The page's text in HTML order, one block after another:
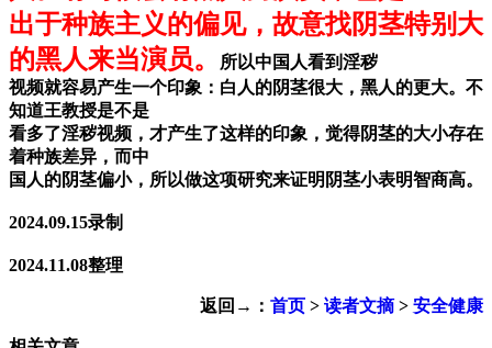
出于种族主义的偏见，故意找阴茎特别大
的黑人来当演员。
所以中国人看到淫秽
视频就容易产生一个印象：白人的阴茎很大，黑人的更大。不
知道王教授是不是
看多了淫秽视频，才产生了这样的印象，觉得阴茎的大小存在
着种族差异，而中
国人的阴茎偏小，所以做这项研究来证明阴茎小表明智商高。
2024.09.15录制
2024.11.08整理
返回→： 首页 > 读者文摘> 安全健康